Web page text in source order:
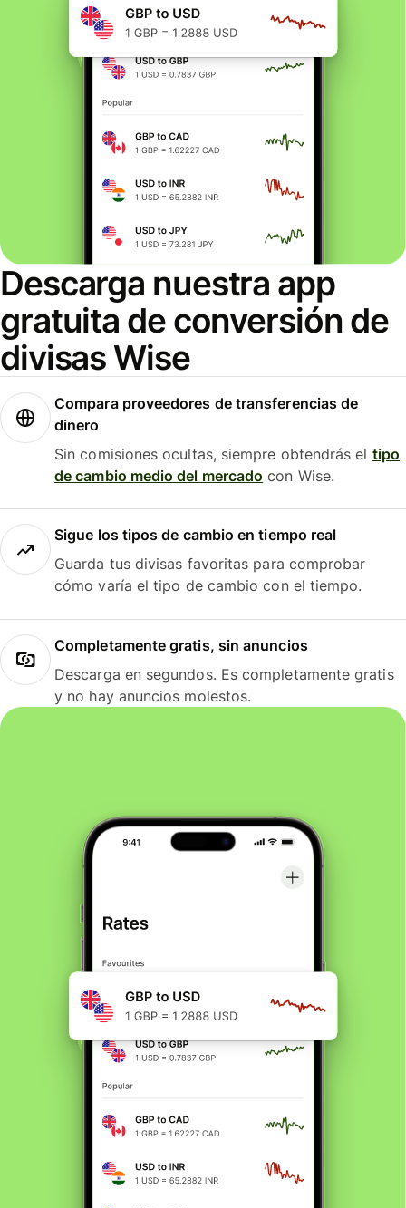
Descarga nuestra app
gratuita de conversión de
divisas Wise
Compara proveedores de transferencias de
dinero
Sin comisiones ocultas, siempre obtendrás el tipo
de cambio medio del mercado con Wise.
Sigue los tipos de cambio en tiempo real
Guarda tus divisas favoritas para comprobar
cómo varía el tipo de cambio con el tiempo.
Completamente gratis, sin anuncios
Descarga en segundos. Es completamente gratis
y no hay anuncios molestos.